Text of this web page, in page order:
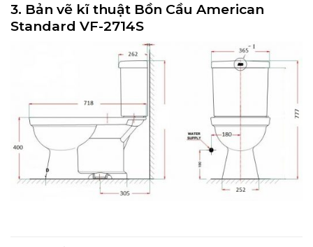
3. Bản vẽ kĩ thuật Bồn Cầu American
Standard VF-2714S